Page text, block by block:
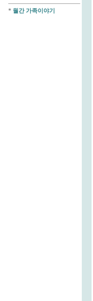
* 월간 가족이야기